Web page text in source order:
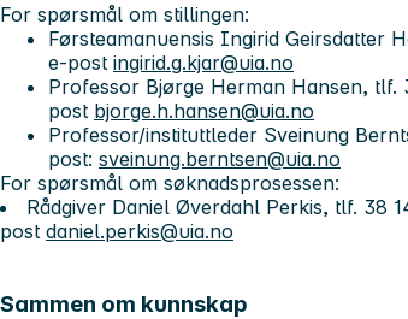
For spørsmål om stillingen:
Førsteamanuensis Ingirid Geirsdatter
e-post ingirid.g.kjar@uia.no
Professor Bjørge Herman Hansen, tlf.
post bjorge.h.hansen@uia.no
Professor/instituttleder Sveinung
post: sveinung.berntsen@uia.no
For spørsmål om søknadsprosessen:
Rådgiver Daniel Øverdahl Perkis, tlf. 38
post daniel.perkis@uia.no
Sammen om kunnskap